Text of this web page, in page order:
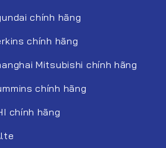
chính hãng
chính hãng
Mitsubishi chính hãng
chính hãng
chính hãng